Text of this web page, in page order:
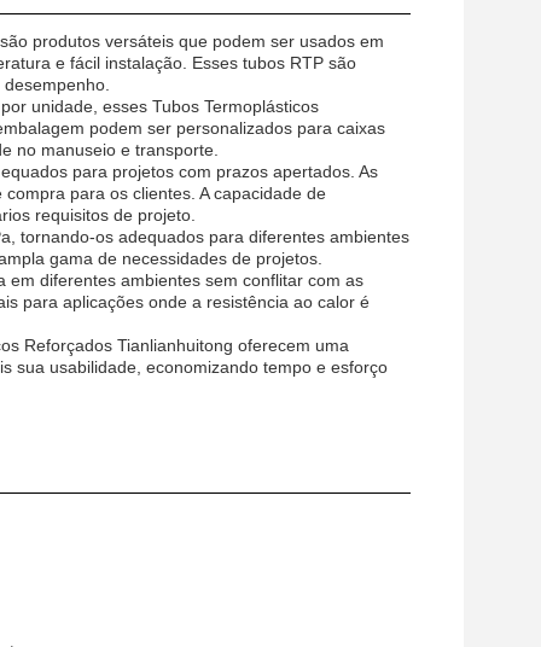
produtos versáteis que podem ser usados em
e fácil instalação. Esses tubos RTP são
unidade, esses Tubos Termoplásticos
podem ser personalizados para caixas
no manuseio e transporte.
para projetos com prazos apertados. As
para os clientes. A capacidade de
requisitos de projeto.
tornando-os adequados para diferentes ambientes
gama de necessidades de projetos.
em diferentes ambientes sem conflitar com as
para aplicações onde a resistência ao calor é
Reforçados Tianlianhuitong oferecem uma
sua usabilidade, economizando tempo e esforço